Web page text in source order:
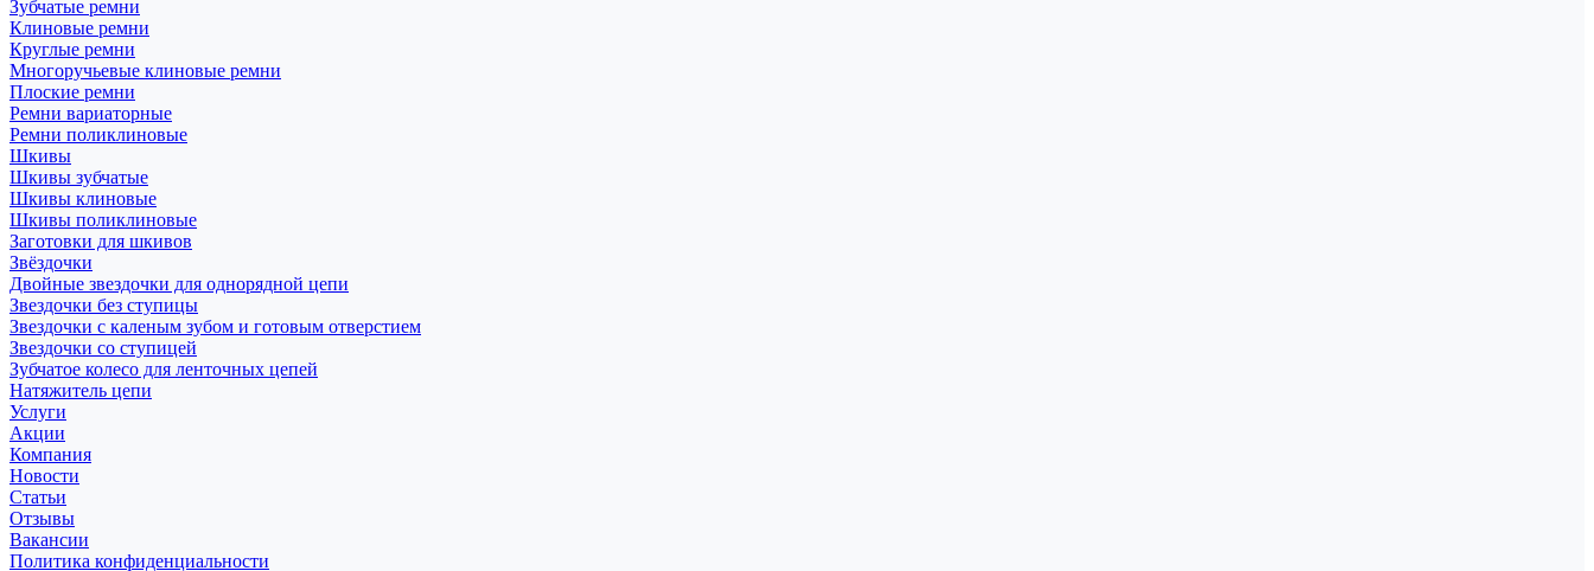
Зубчатые ремни
Клиновые ремни
Круглые ремни
Многоручьевые клиновые ремни
Плоские ремни
Ремни вариаторные
Ремни поликлиновые
Шкивы
Шкивы зубчатые
Шкивы клиновые
Шкивы поликлиновые
Заготовки для шкивов
Звёздочки
Двойные звездочки для однорядной цепи
Звездочки без ступицы
Звездочки с каленым зубом и готовым отверстием
Звездочки со ступицей
Зубчатое колесо для ленточных цепей
Натяжитель цепи
Услуги
Акции
Компания
Новости
Статьи
Отзывы
Вакансии
Политика конфиденциальности